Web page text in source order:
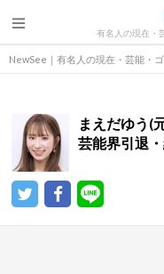
有名人の現在・
NewSee｜有名人の現在・芸能・
まえだゆう(
芸能界引退